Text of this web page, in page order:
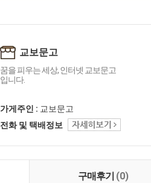
교보문고
꿈을 피우는 세상, 인터넷 교보문고
입니다.
가게주인 : 교보문고
전화 및 택배정보
구매후기 (0)